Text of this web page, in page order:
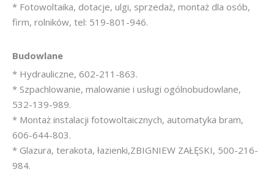
* Fotowoltaika, dotacje, ulgi, sprzedaż, montaż dla osób,
firm, rolników, tel: 519-801-946.
Budowlane
* Hydrauliczne, 602-211-863.
* Szpachlowanie, malowanie i usługi ogólnobudowlane,
532-139-989.
* Montaż instalacji fotowoltaicznych, automatyka bram,
606-644-803.
* Glazura, terakota, łazienki,ZBIGNIEW ZAŁĘSKI, 500-216-
984.